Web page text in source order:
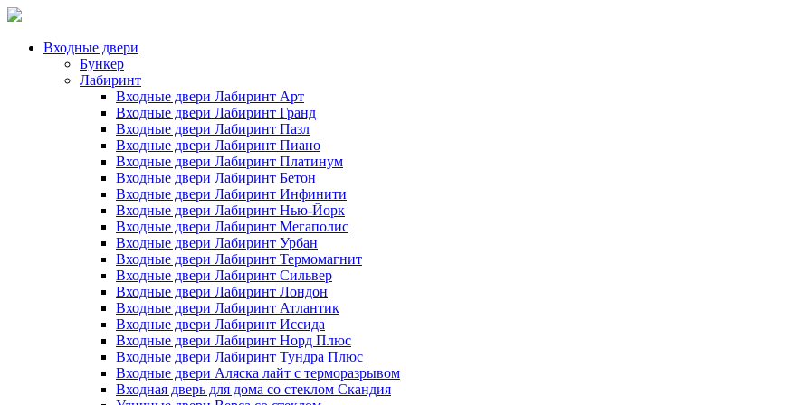
Входные двери
Бункер
Лабиринт
Входные двери Лабиринт Арт
Входные двери Лабиринт Гранд
Входные двери Лабиринт Пазл
Входные двери Лабиринт Пиано
Входные двери Лабиринт Платинум
Входные двери Лабиринт Бетон
Входные двери Лабиринт Инфинити
Входные двери Лабиринт Нью-Йорк
Входные двери Лабиринт Мегаполис
Входные двери Лабиринт Урбан
Входные двери Лабиринт Термомагнит
Входные двери Лабиринт Сильвер
Входные двери Лабиринт Лондон
Входные двери Лабиринт Атлантик
Входные двери Лабиринт Иссида
Входные двери Лабиринт Норд Плюс
Входные двери Лабиринт Тундра Плюс
Входные двери Аляска лайт с терморазрывом
Входная дверь для дома со стеклом Скандия